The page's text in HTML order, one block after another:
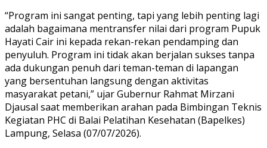
“Program ini sangat penting, tapi yang lebih penting lagi
adalah bagaimana mentransfer nilai dari program Pupuk
Hayati Cair ini kepada rekan-rekan pendamping dan
penyuluh. Program ini tidak akan berjalan sukses tanpa
ada dukungan penuh dari teman-teman di lapangan
yang bersentuhan langsung dengan aktivitas
masyarakat petani,” ujar Gubernur Rahmat Mirzani
Djausal saat memberikan arahan pada Bimbingan Teknis
Kegiatan PHC di Balai Pelatihan Kesehatan (Bapelkes)
Lampung, Selasa (07/07/2026).